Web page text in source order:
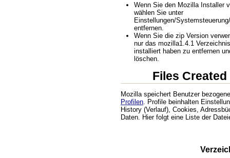
Wenn Sie den Mozilla Installer
wählen Sie unter
Einstellungen/
entfernen.
Wenn Sie die zip Version
nur das mozilla1.4.1
installiert haben zu entfernen
löschen.
Files
Mozilla speichert Benutzer
Profilen . Profile beinhalten
History (Verlauf), Cookies,
Daten. Hier folgt eine Liste der